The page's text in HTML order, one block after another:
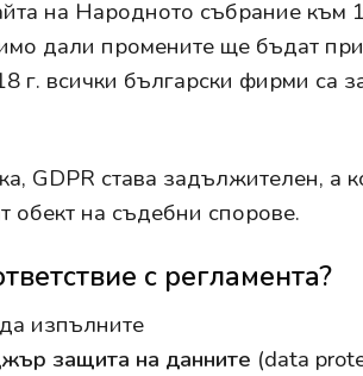
на Народното събрание към
дали промените ще бъдат
г. всички български фирми са
GDPR става задължителен, a
обект на съдебни спорове.
с регламента?
изпълните
защита на данните (data